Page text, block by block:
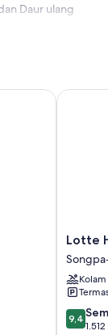
Daur ulang
Lotte
Hotel
World
gu
Lotte
9.4
dari
9,4
Lotte